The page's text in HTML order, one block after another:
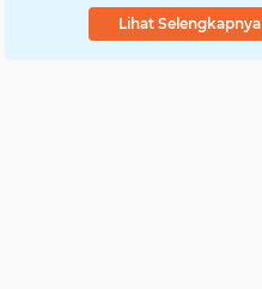
Lihat Selengkapnya